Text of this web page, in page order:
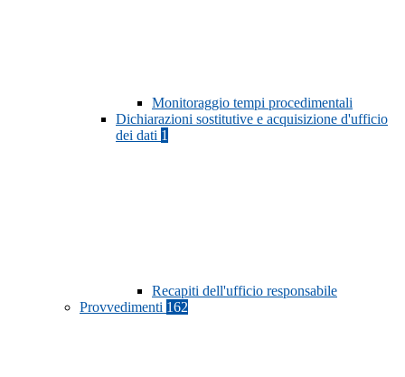
Monitoraggio tempi procedimentali
Dichiarazioni sostitutive e acquisizione d'ufficio
dei dati 1
Recapiti dell'ufficio responsabile
Provvedimenti 162